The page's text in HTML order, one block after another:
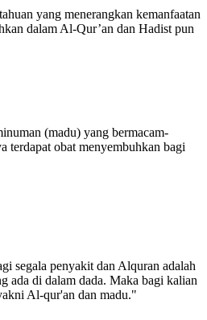
yang menerangkan kemanfaatan
dalam Al-Qur’an dan Hadist pun
(madu) yang bermacam-
terdapat obat menyembuhkan bagi
segala penyakit dan Alquran adalah
ada di dalam dada. Maka bagi kalian
Al-qur'an dan madu."